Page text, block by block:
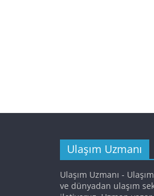
Ulaşım Uzmanı
Ulaşım Uzmanı -
ve dünyadan ulaşım